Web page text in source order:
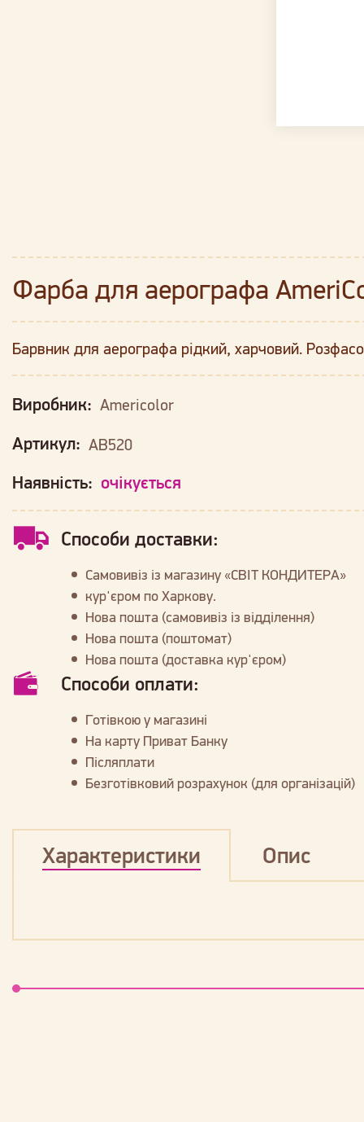
Фарба для аерографа
Барвник для аерографа рідкий, харчовий.
Виробник: Americolor
Артикул: AB520
Наявність: очікується
Способи доставки:
Самовивіз із магазину «СВІТ КОНДИТЕРА»
кур'єром по Харкову.
Нова пошта (самовивіз із відділення)
Нова пошта (поштомат)
Нова пошта (доставка кур'єром)
Способи оплати:
Готівкою у магазині
На карту Приват Банку
Післяплати
Безготівковий розрахунок (для організацій)
Характеристики Опис